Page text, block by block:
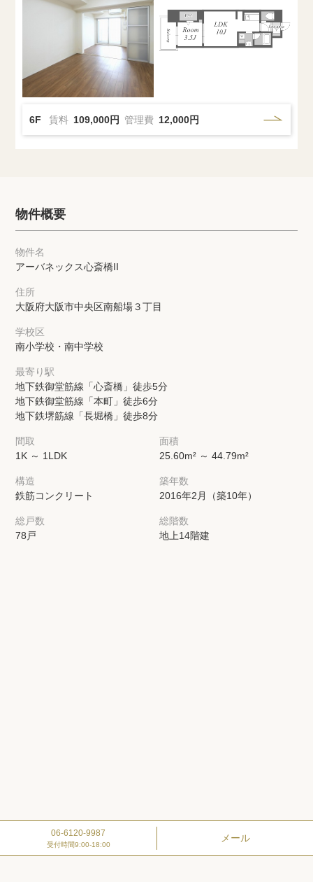
6F 賃料 109,000円 管理費 12,000円
物件概要
物件名
アーバネックス心斎橋II
住所
大阪府大阪市中央区南船場３丁目
学校区
南小学校・南中学校
最寄り駅
地下鉄御堂筋線「心斎橋」徒歩5分
地下鉄御堂筋線「本町」徒歩6分
地下鉄堺筋線「長堀橋」徒歩8分
間取
1K ～ 1LDK
面積
25.60m² ～ 44.79m²
構造
鉄筋コンクリート
築年数
2016年2月（築10年）
総戸数
78戸
総階数
地上14階建
06-6120-9987
受付時間9:00-18:00
メール